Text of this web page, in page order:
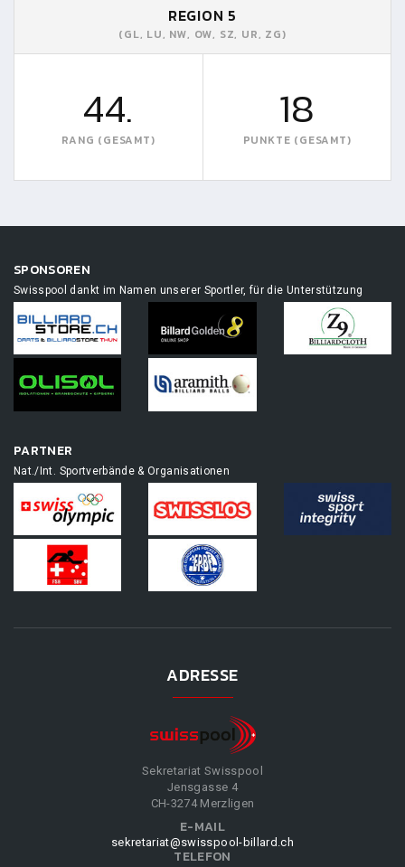
REGION 5
(GL, LU, NW, OW, SZ, UR, ZG)
44.
RANG (GESAMT)
18
PUNKTE (GESAMT)
SPONSOREN
Swisspool dankt im Namen unserer Sportler, für die Unterstützung
PARTNER
Nat./Int. Sportverbände & Organisationen
ADRESSE
Sekretariat Swisspool
Jensgasse 4
CH-3274 Merzligen
E-MAIL
sekretariat@swisspool-billard.ch
TELEFON